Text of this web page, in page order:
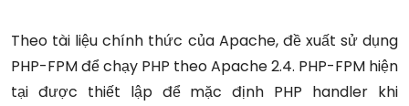
Theo tài liệu chính thức của Apache, đề xuất sử dụng
PHP-FPM để chạy PHP theo Apache 2.4. PHP-FPM hiện
tại được thiết lập để mặc định PHP handler khi